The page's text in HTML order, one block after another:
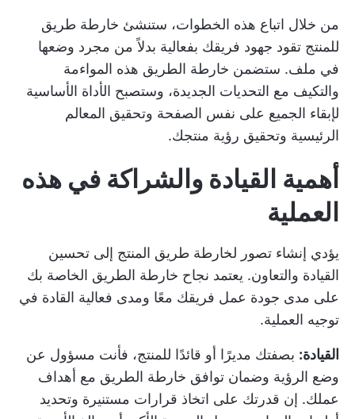
من خلال اتباع هذه الخطوات، ستنشئ خارطة طريق
للمنتج تقود جهود فريقك بفعالية بدلاً من مجرد وضعها
في ملف. ستضمن خارطة الطريق هذه المواءمة
والتكيف مع التحديات الجديدة، وستصبح الأداة الأساسية
لإبقاء الجميع على نفس الصفحة وتحقيق المعالم
الرئيسية وتحقيق رؤية منتجك.
أهمية القيادة والشراكة في هذه
العملية
يؤدي إنشاء تصور لخارطة طريق المنتج إلى تحسين
القيادة والتعاون. يعتمد نجاح خارطة الطريق الخاصة بك
على مدى جودة عمل فريقك معًا ومدى فعالية القادة في
توجيه العملية.
القيادة: بصفتك مديرًا أو قائدًا للمنتج، فأنت مسؤول عن
وضع الرؤية وضمان توافق خارطة الطريق مع أهداف
عملك. إن قدرتك على اتخاذ قرارات مستنيرة وتحديد